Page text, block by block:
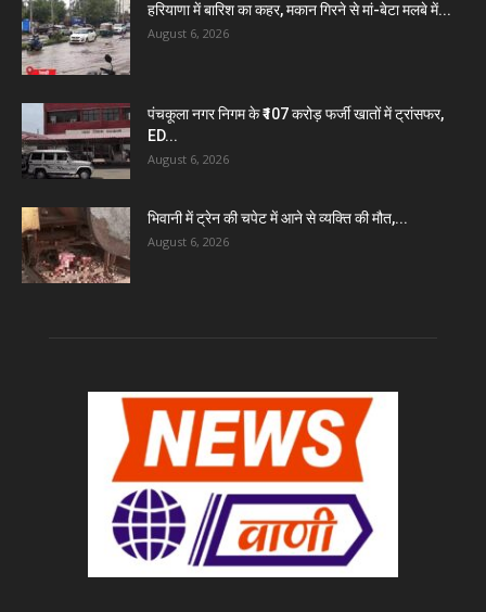
हरियाणा में बारिश का कहर, मकान गिरने से मां-बेटा मलबे में...
August 6, 2026
पंचकूला नगर निगम के ₹107 करोड़ फर्जी खातों में ट्रांसफर,
ED...
August 6, 2026
भिवानी में ट्रेन की चपेट में आने से व्यक्ति की मौत,...
August 6, 2026